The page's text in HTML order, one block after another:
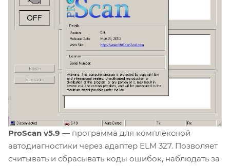
ProScan v5.9 — программа для комплексной
автодиагностики через адаптер ELM 327. Позволяет
считывать и сбрасывать коды ошибок, наблюдать за